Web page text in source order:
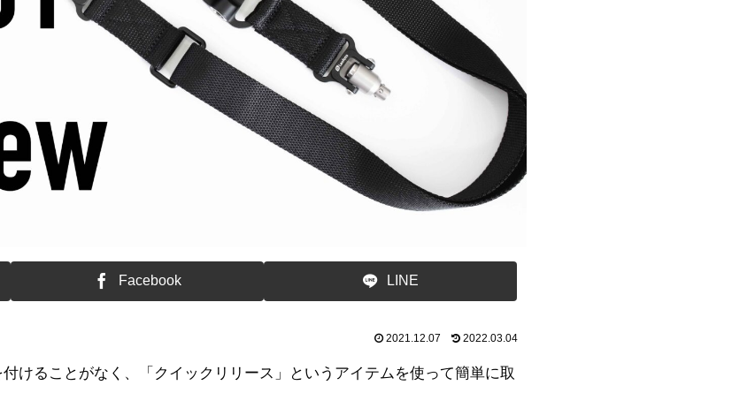
Facebook LINE
2021.12.07 2022.03.04
けることがなく、「クイックリリース」というアイテムを使って簡単に取